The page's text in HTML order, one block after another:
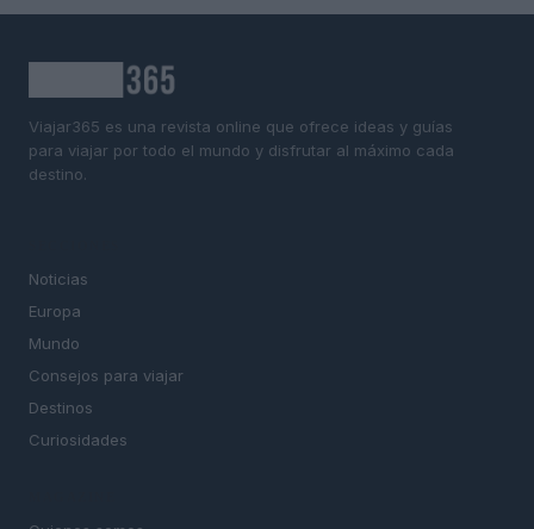
Viajar365 es una revista online que ofrece ideas y guías
para viajar por todo el mundo y disfrutar al máximo cada
destino.
Noticias
Europa
Mundo
Consejos para viajar
Destinos
Curiosidades